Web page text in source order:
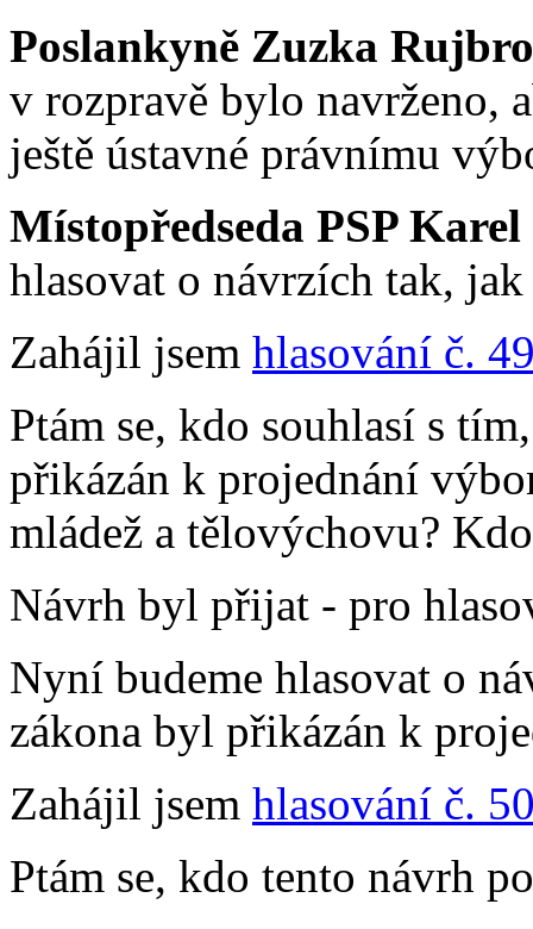
Poslankyně Zuzka
v rozpravě bylo navrženo,
ještě ústavné právnímu
Místopředseda PSP
hlasovat o návrzích tak,
Zahájil jsem hlasování č.
Ptám se, kdo souhlasí s
přikázán k projednání
mládež a tělovýchovu?
Návrh byl přijat - pro
Nyní budeme hlasovat o
zákona byl přikázán k
Zahájil jsem hlasování č.
Ptám se, kdo tento návrh